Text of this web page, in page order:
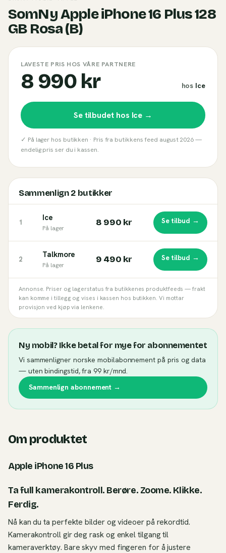
SomNy Apple iPhone 16 Plus 128
GB Rosa (B)
LAVESTE PRIS HOS VÅRE PARTNERE
8 990 kr hos Ice
Se tilbudet hos Ice →
✓ På lager hos butikken · Pris fra butikkens feed august 2026—
endelig pris ser du i kassen.
Sammenlign2butikker
1 Ice
På lager
8 990 kr Se tilbud →
2 Talkmore
På lager
9 490 kr Se tilbud →
Annonse. Priser og lagerstatus fra butikkenes produktfeeds — frakt
kan komme i tillegg og vises i kassen hos butikken. Vi mottar
provisjon ved kjøp via lenkene.
Ny mobil? Ikke betal for mye for abonnementet
Vi sammenligner norske mobilabonnement på pris og data
— uten bindingstid, fra 99 kr/mnd.
Sammenlign abonnement →
Om produktet
Apple iPhone 16 Plus
Ta full kamerakontroll. Berøre. Zoome. Klikke.
Ferdig.
Nå kan du ta perfekte bilder og videoer på rekordtid.
Kamerakontroll gir deg rask og enkel tilgang til
kameraverktøy. Bare skyv med fingeren for å justere